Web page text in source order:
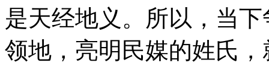
是天经地义。所以，当
领地，亮明民媒的姓氏